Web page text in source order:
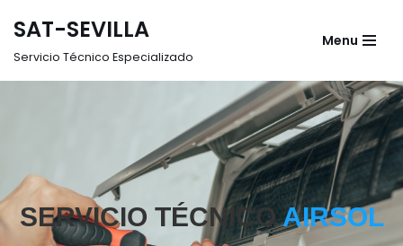
SAT-SEVILLA
Servicio Técnico Especializado
Menu
SERVICIO TÉCNICO AIRSOL